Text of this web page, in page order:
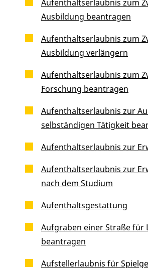
Aufenthaltserlaubnis zum
Ausbildung beantragen
Aufenthaltserlaubnis zum
Ausbildung verlängern
Aufenthaltserlaubnis zum
Forschung beantragen
Aufenthaltserlaubnis zur
selbständigen Tätigkeit
Aufenthaltserlaubnis zur
Aufenthaltserlaubnis zur
nach dem Studium
Aufenthaltsgestattung
Aufgraben einer Straße für
beantragen
Aufstellerlaubnis für